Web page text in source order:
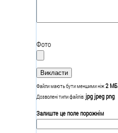
Фото
Файли мають бути меншими ніж2 МБ
Дозволені типи файлів: jpg jpeg png
Залиште це поле порожнім